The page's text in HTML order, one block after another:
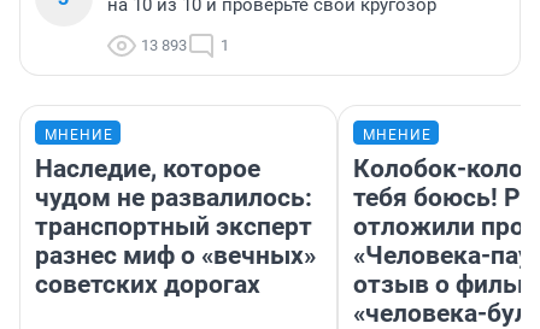
на 10 из 10 и проверьте свой кругозор
13 893 1
МНЕНИЕ
Наследие, которое
чудом не развалилось:
транспортный эксперт
разнес миф о «вечных»
советских дорогах
МНЕНИЕ
Колобок-
тебя боюсь!
отложили
«Человека-
отзыв о
«человека-